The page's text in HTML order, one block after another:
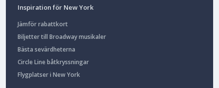
Inspiration för New York
Jämför rabattkort
Biljetter till Broadway musikaler
Bästa sevärdheterna
Circle Line båtkryssningar
Flygplatser i New York